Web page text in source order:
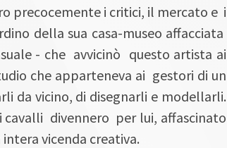
precocemente i critici, il mercato e i
della sua casa-museo affacciata
- che avvicinò questo artista ai
che apparteneva ai gestori di un
da vicino, di disegnarli e modellarli.
cavalli divennero per lui, affascinato
vicenda creativa.